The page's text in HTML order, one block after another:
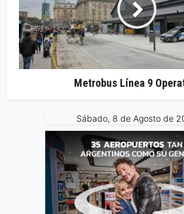
Metrobus Línea 9
Sábado, 8 de Agosto de